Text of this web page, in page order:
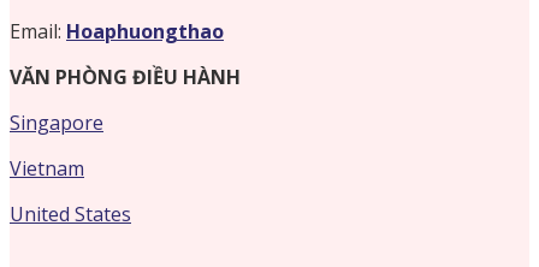
Email: Hoaphuongthao
VĂN PHÒNG ĐIỀU HÀNH
Singapore
Vietnam
United States